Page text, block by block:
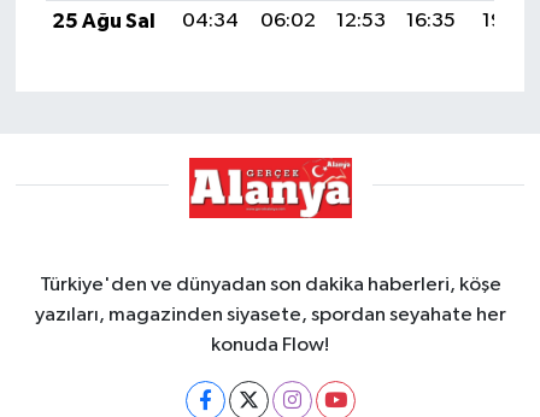
25 Ağu Sal
04:34 06:02 12:53 16:35 19:34
Türkiye'den ve dünyadan son dakika haberleri, köşe
yazıları, magazinden siyasete, spordan seyahate her
konuda Flow!